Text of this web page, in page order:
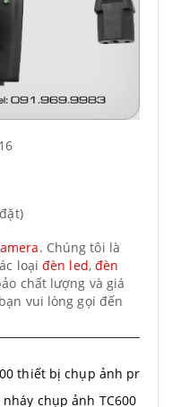
. Chúng tôi là
loạiđèn led, đèn
chất lượng và giá
vui lòng gọi đến
thiết bị chụp ảnh pro Hà
chụp ảnh TC600